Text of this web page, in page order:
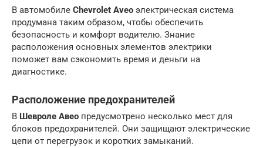
В автомобиле Chevrolet Aveo электрическая система
продумана таким образом, чтобы обеспечить
безопасность и комфорт водителю. Знание
расположения основных элементов электрики
поможет вам сэкономить время и деньги на
диагностике.
Расположение предохранителей
В Шевроле Авео предусмотрено несколько мест для
блоков предохранителей. Они защищают электрические
цепи от перегрузок и коротких замыканий.